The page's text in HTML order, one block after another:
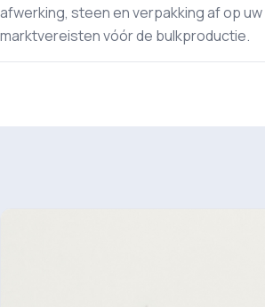
afwerking, steen en verpakking af op uw
marktvereisten vóór de bulkproductie.